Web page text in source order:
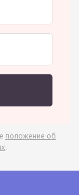
положение об
.